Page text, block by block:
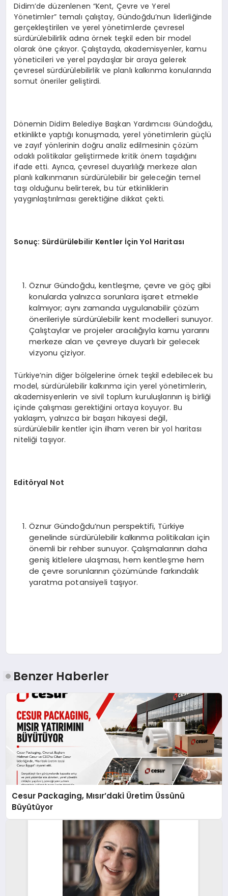
Didim’de düzenlenen “Kent, Çevre ve Yerel
Yönetimler” temalı çalıştay, Gündoğdu’nun liderliğinde
gerçekleştirilen ve yerel yönetimlerde çevresel
sürdürülebilirlik adına örnek teşkil eden bir model
olarak öne çıkıyor. Çalıştayda, akademisyenler, kamu
yöneticileri ve yerel paydaşlar bir araya gelerek
çevresel sürdürülebilirlik ve planlı kalkınma konularında
somut öneriler geliştirdi.
Dönemin Didim Belediye Başkan Yardımcısı Gündoğdu,
etkinlikte yaptığı konuşmada, yerel yönetimlerin güçlü
ve zayıf yönlerinin doğru analiz edilmesinin çözüm
odaklı politikalar geliştirmede kritik önem taşıdığını
ifade etti. Ayrıca, çevresel duyarlılığı merkeze alan
planlı kalkınmanın sürdürülebilir bir geleceğin temel
taşı olduğunu belirterek, bu tür etkinliklerin
yaygınlaştırılması gerektiğine dikkat çekti.
Sonuç: Sürdürülebilir Kentler İçin Yol Haritası
Öznur Gündoğdu, kentleşme, çevre ve göç gibi
konularda yalnızca sorunlara işaret etmekle
kalmıyor; aynı zamanda uygulanabilir çözüm
önerileriyle sürdürülebilir kent modelleri sunuyor.
Çalıştaylar ve projeler aracılığıyla kamu yararını
merkeze alan ve çevreye duyarlı bir gelecek
vizyonu çiziyor.
Türkiye’nin diğer bölgelerine örnek teşkil edebilecek bu
model, sürdürülebilir kalkınma için yerel yönetimlerin,
akademisyenlerin ve sivil toplum kuruluşlarının iş birliği
içinde çalışması gerektiğini ortaya koyuyor. Bu
yaklaşım, yalnızca bir başarı hikayesi değil,
sürdürülebilir kentler için ilham veren bir yol haritası
niteliği taşıyor.
Editöryal Not
Öznur Gündoğdu’nun perspektifi, Türkiye
genelinde sürdürülebilir kalkınma politikaları için
önemli bir rehber sunuyor. Çalışmalarının daha
geniş kitlelere ulaşması, hem kentleşme hem
de çevre sorunlarının çözümünde farkındalık
yaratma potansiyeli taşıyor.
Benzer Haberler
Cesur Packaging, Mısır’daki Üretim Üssünü
Büyütüyor